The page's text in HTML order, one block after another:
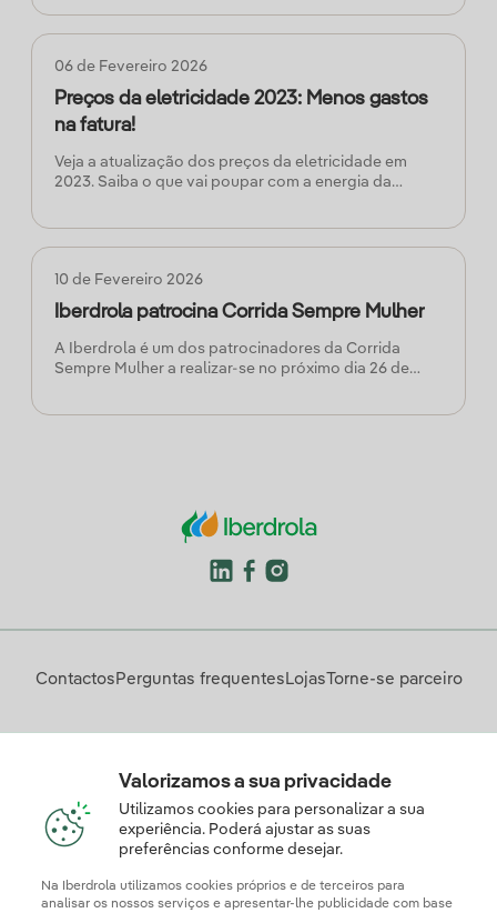
06 de Fevereiro 2026
Preços da eletricidade 2023: Menos gastos
na fatura!
Veja a atualização dos preços da eletricidade em
2023. Saiba o que vai poupar com a energia da
10 de Fevereiro 2026
Iberdrola patrocina Corrida Sempre Mulher
A Iberdrola é um dos patrocinadores da Corrida
Sempre Mulher a realizar-se no próximo dia 26 de
Contactos Perguntas frequentes LojasTorne-se parceiro
Valorizamos a sua privacidade
Utilizamos cookies para personalizar a sua
experiência. Poderá ajustar as suas
preferências conforme desejar.
Na Iberdrola utilizamos cookies próprios e de terceiros para
analisar os nossos serviços e apresentar-lhe publicidade com base